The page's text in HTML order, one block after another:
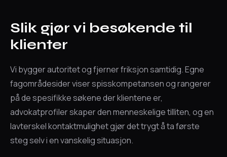
Slik gjør vi besøkende til
klienter
Vi bygger autoritet og fjerner friksjon samtidig. Egne
fagområdesider viser spisskompetansen og rangerer
på de spesifikke søkene der klientene er,
advokatprofiler skaper den menneskelige tilliten, og en
lavterskel kontaktmulighet gjør det trygt å ta første
steg selv i en vanskelig situasjon.